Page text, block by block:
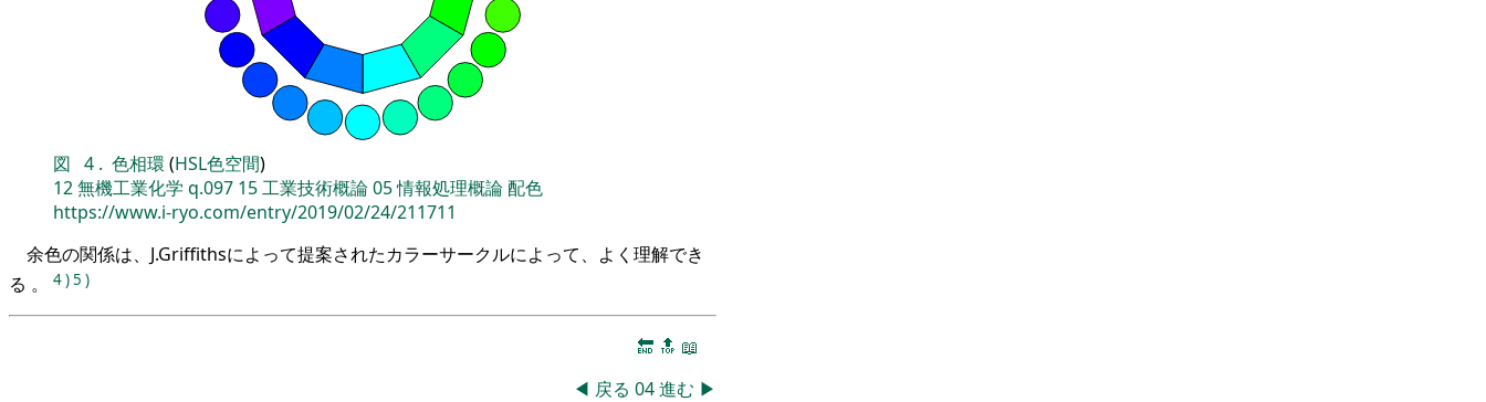
図 4 . 色相環 (HSL色空間)
12無機工業化学 q.097 15工業技術概論05情報処理概論配色
https://www.i-ryo.com/entry/2019/02/24/211711
余色の関係は、J.Griffithsによって提案されたカラーサークルによって、よく理解でき
る 。
4)5 )
🔚 🔝 📖
◀ 戻る 04進む ▶